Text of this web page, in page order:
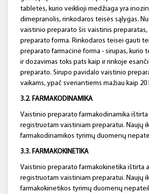
tabletės, kurio veiklioji medžiaga yra
dimepranolis, rinkodaros teisės sąlygas.
vaistinio preparato šis vaistinis preparatas,
preparato forma. Rinkodaros teisei gauti
preparato farmacinė forma - sirupas, kurio
ir dozavimas toks pats kaip ir rinkoje
preparato. Sirupo pavidalo vaistinio
vaikams, ypač sveriantiems mažiau kaip 20
3.2. FARMAKODINAMIKA
Vaistinio preparato farmakodinamika ištirta
registruotam vaistiniam preparatui. Naujų
farmakodinamikos tyrimų duomenų
3.3. FARMAKOKINETIKA
Vaistinio preparato farmakokinetika ištirta
registruotam vaistiniam preparatui. Naujų
farmakokinetikos tyrimų duomenų